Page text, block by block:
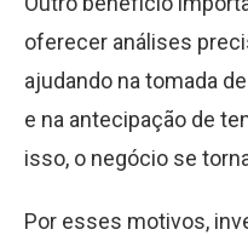
oferecer análises
ajudando na tomada
e na antecipação de
isso, o negócio se
Por esses motivos,